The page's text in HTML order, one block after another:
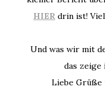
HIER drin ist!
Und was wir mit
das zeige
Liebe Grüße